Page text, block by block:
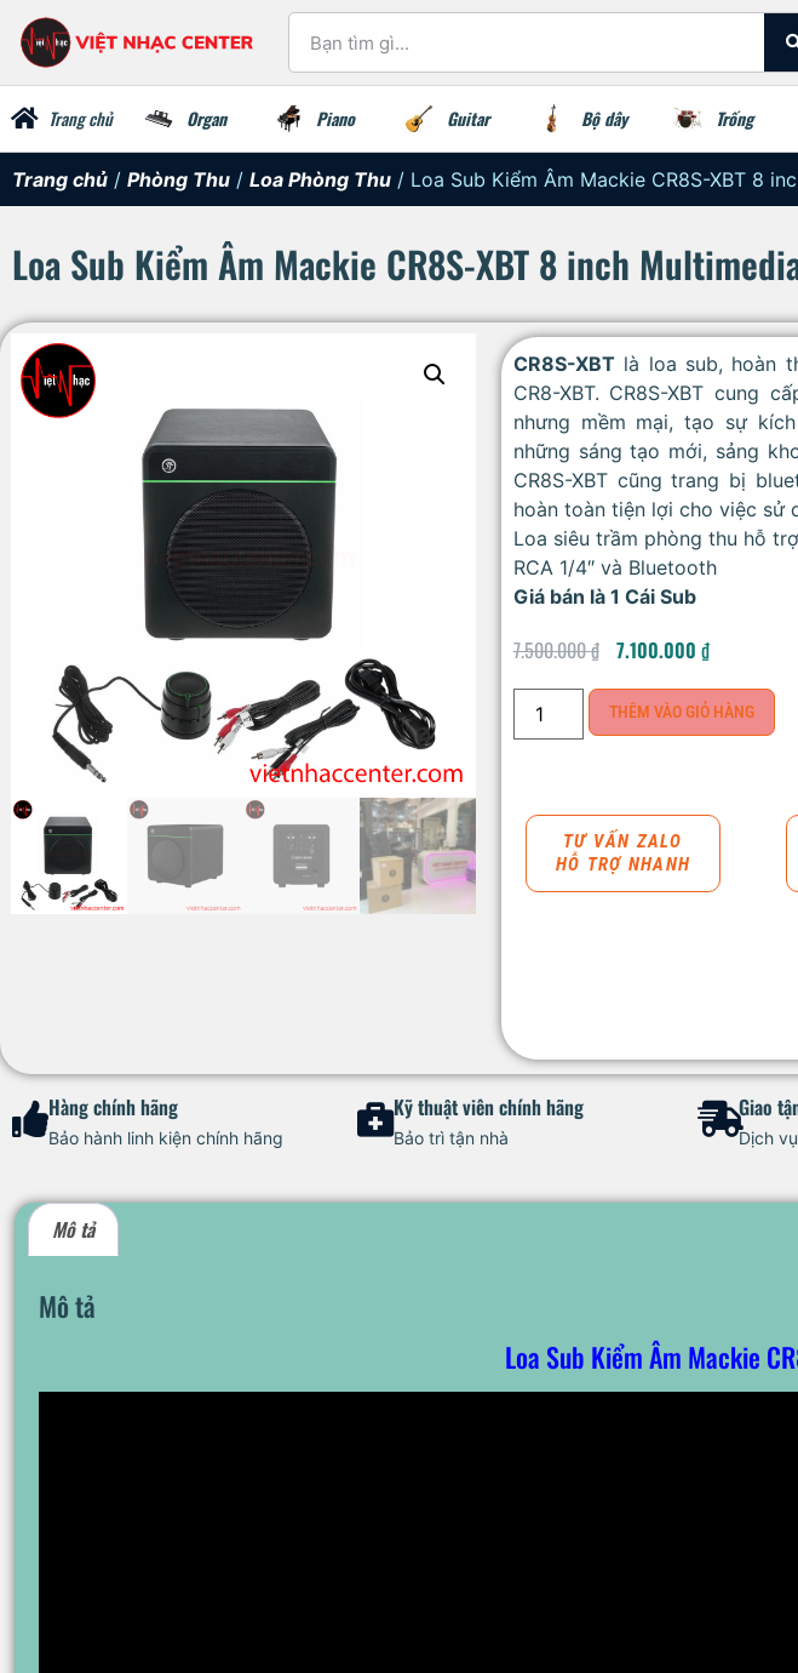
Trang chủ Organ Piano Guitar Bộ dây Trống
Trang chủ / Phòng Thu / Loa Phòng Thu / Loa Sub Kiểm Âm Mackie CR8S-XBT 8
Loa Sub Kiểm Âm Mackie CR8S-XBT 8 inch
CR8S-XBT là loa sub, hoàn
CR8-XBT. CR8S-XBT cung
nhưng mềm mại, tạo sự
những sáng tạo mới, sảng
CR8S-XBT cũng trang bị
hoàn toàn tiện lợi cho việc sử
Loa siêu trầm phòng thu hỗ
RCA 1/4″ và Bluetooth
Giá bán là 1 Cái Sub
7.500.000₫ 7.100.000 ₫
THÊM VÀO GIỎ HÀNG
TƯ VẤN ZALO
HỖ TRỢ NHANH
Hàng chính hãng
Bảo hành linh kiện chính hãng
Kỹ thuật viên chính hãng
Bảo trì tận nhà
Giao
Dịch
Mô tả
Mô tả
Loa Sub Kiểm Âm Mackie